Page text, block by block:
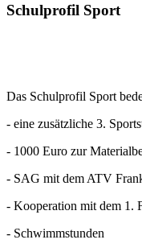
Schulprofil Sport
Das Schulprofil Sport
- eine zusätzliche 3.
- 1000 Euro zur
- SAG mit dem ATV
- Kooperation mit dem 1.
- Schwimmstunden